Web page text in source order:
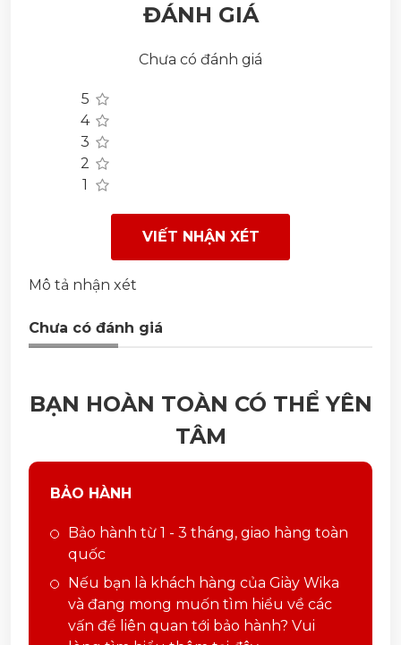
ĐÁNH GIÁ
Chưa có đánh giá
5
4
3
2
1
VIẾT NHẬN XÉT
Mô tả nhận xét
Chưa có đánh giá
BẠN HOÀN TOÀN CÓ THỂ YÊN
TÂM
BẢO HÀNH
Bảo hành từ 1 - 3 tháng, giao hàng toàn
quốc
Nếu bạn là khách hàng của Giày Wika
và đang mong muốn tìm hiểu về các
vấn đề liên quan tới bảo hành? Vui